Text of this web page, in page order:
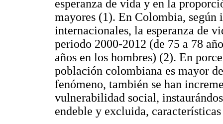
esperanza de vida y en la
mayores (1). En Colombia, según
internacionales, la esperanza de
periodo 2000-2012 (de 75 a 78
años en los hombres) (2). En
población colombiana es mayor
fenómeno, también se han
vulnerabilidad social,
endeble y excluida,